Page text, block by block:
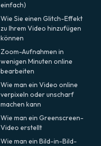
einfach)
Wie Sie einen Glitch-Effekt
zu Ihrem Video hinzufügen
können
Zoom-Aufnahmen in
wenigen Minuten online
bearbeiten
Wie man ein Video online
verpixeln oder unscharf
machen kann
Wie man ein Greenscreen-
Video erstellt
Wie man ein Bild-in-Bild-